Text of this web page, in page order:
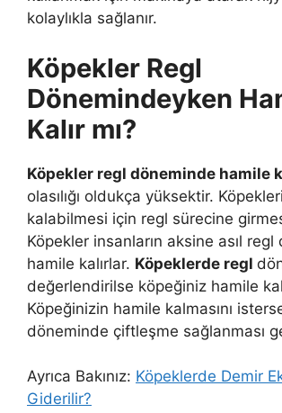
kolaylıkla sağlanır.
Köpekler Regl
Dönemindeyken
Kalır mı?
Köpekler regl döneminde hamile
olasılığı oldukça yüksektir.
kalabilmesi için regl sürecine
Köpekler insanların aksine asıl
hamile kalırlar. Köpeklerde regl
değerlendirilse köpeğiniz hamile
Köpeğinizin hamile kalmasını
döneminde çiftleşme sağlanması
Ayrıca Bakınız: Köpeklerde Demir
Giderilir?